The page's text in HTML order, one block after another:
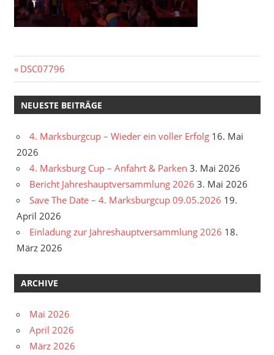
Beitragsnavigation
Vorheriger
Beitrag:
DSC07796
NEUESTE BEITRÄGE
4. Marksburgcup – Wieder ein voller Erfolg 16. Mai
2026
4. Marksburg Cup – Anfahrt & Parken 3. Mai 2026
Bericht Jahreshauptversammlung 2026 3. Mai 2026
Save The Date – 4. Marksburgcup 09.05.2026 19.
April 2026
Einladung zur Jahreshauptversammlung 2026 18.
März 2026
ARCHIVE
Mai 2026
April 2026
März 2026